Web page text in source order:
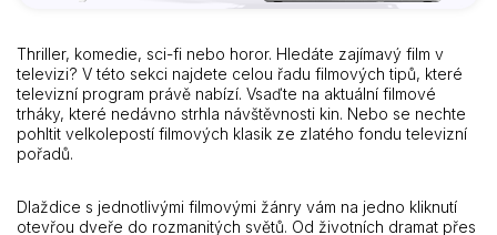
Thriller, komedie, sci-fi nebo horor. Hledáte zajímavý film v
televizi? V této sekci najdete celou řadu filmových tipů, které
televizní program právě nabízí. Vsaďte na aktuální filmové
trháky, které nedávno strhla návštěvnosti kin. Nebo se nechte
pohltit velkolepostí filmových klasik ze zlatého fondu televizní
pořadů.
Dlaždice s jednotlivými filmovými žánry vám na jedno kliknutí
otevřou dveře do rozmanitých světů. Od životních dramat přes